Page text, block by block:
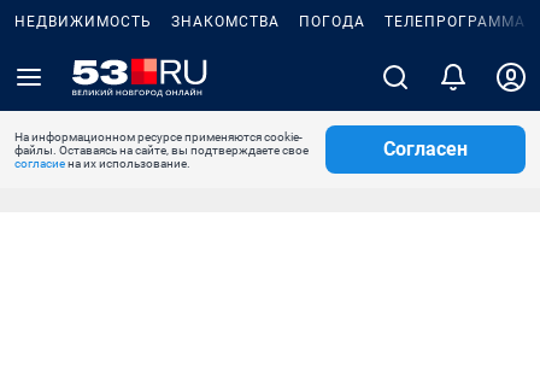
НЕДВИЖИМОСТЬ ЗНАКОМСТВА ПОГОДА ТЕЛЕПРОГРАММА
На информационном ресурсе применяются cookie-
файлы. Оставаясь на сайте, вы подтверждаете свое
согласиена их использование.
Согласен